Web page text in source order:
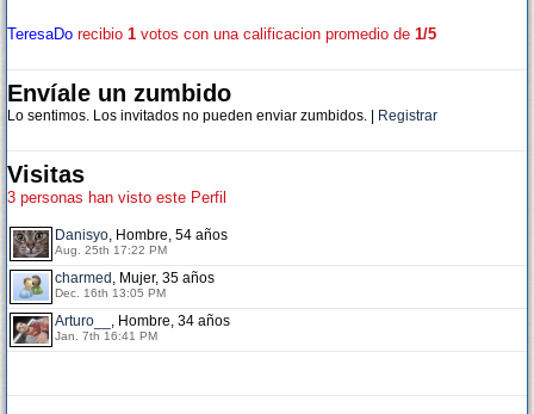
TeresaDo recibio 1 votos con una calificacion promedio de 1/5
Envíale un zumbido
Lo sentimos. Los invitados no pueden enviar zumbidos. | Registrar
Visitas
3 personas han visto este Perfil
Danisyo, Hombre, 54 años
Aug. 25th 17:22 PM
charmed , Mujer, 35 años
Dec. 16th 13:05 PM
Arturo__ , Hombre, 34 años
Jan. 7th 16:41 PM